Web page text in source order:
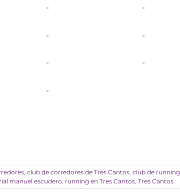
club de corredores de Tres Cantos club de running
manuel escudero running en Tres Cantos Tres Cantos